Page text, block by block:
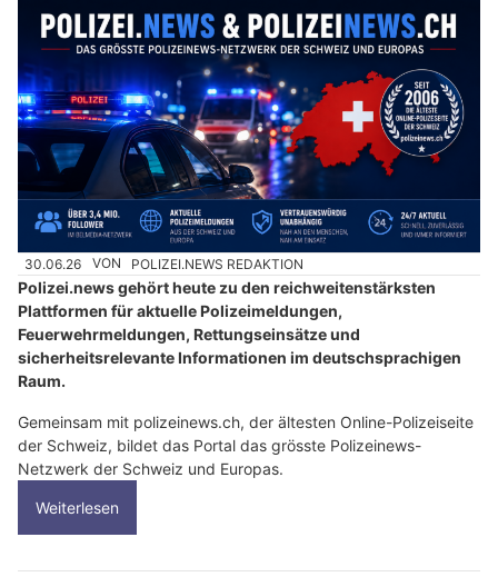
30.06.26 VON POLIZEI.NEWS REDAKTION
Polizei.news gehört heute zu den reichweitenstärksten
Plattformen für aktuelle Polizeimeldungen,
Feuerwehrmeldungen, Rettungseinsätze und
sicherheitsrelevante Informationen im deutschsprachigen
Raum.
Gemeinsam mit polizeinews.ch, der ältesten Online-Polizeiseite
der Schweiz, bildet das Portal das grösste Polizeinews-
Netzwerk der Schweiz und Europas.
Weiterlesen